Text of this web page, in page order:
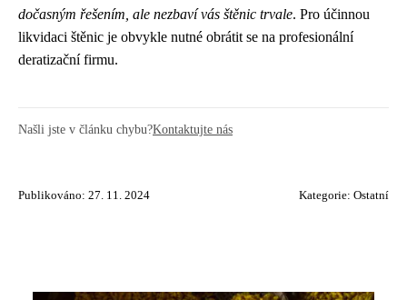
dočasným řešením, ale nezbaví vás štěnic trvale. Pro účinnou
likvidaci štěnic je obvykle nutné obrátit se na profesionální
deratizační firmu.
Našli jste v článku chybu?Kontaktujte nás
Publikováno: 27. 11. 2024 Kategorie: Ostatní